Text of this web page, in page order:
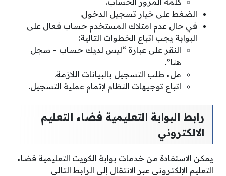
الضغط على خيار تسجيل الدخول.
في حال عدم امتلاك المستخدم حساب فعال على
البوابة يجب اتباع الخطوات التالية:
النقر على عبارة “ليس لديك حساب – سجل
هنا”.
ملء طلب التسجيل بالبيانات اللازمة.
اتباع توجيهات النظام لإتمام عملية التسجيل.
رابط البوابة التعليمية فضاء التعليم
الالكتروني
يمكن الاستفادة من خدمات بوابة الكويت التعليمية فضاء
التعليم الإلكتروني عبر الانتقال إلى الرابط التالي